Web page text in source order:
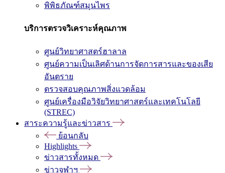
พิพิธภัณฑ์สมุนไพร
บริการตรวจวิเคราะห์คุณภาพ
ศูนย์วิทยาศาสตร์ฮาลาล
ศูนย์ความเป็นเลิศด้านการจัดการสารและของเสีย
อันตราย
ตรวจสอบคุณภาพสิ่งแวดล้อม
ศูนย์เครื่องมือวิจัยวิทยาศาสตร์และเทคโนโลยี
(STREC)
สาระความรู้และข่าวสาร
ย้อนกลับ
Highlights
ข่าวสารทั้งหมด
ข่าวจุฬาฯ